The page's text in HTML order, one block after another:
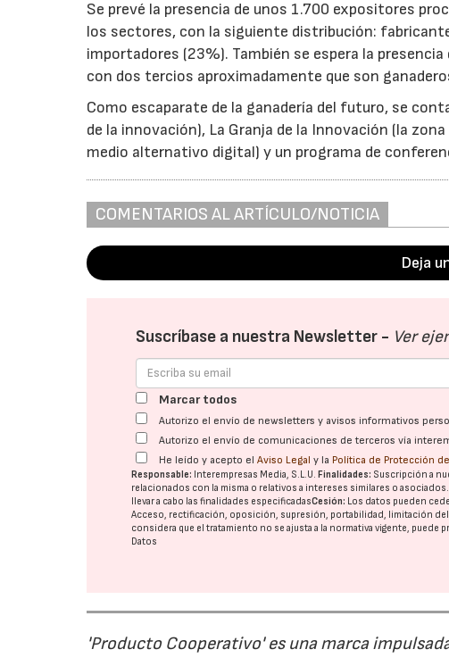
Se prevé la presencia de unos 1.700 expositores
los sectores, con la siguiente distribución:
importadores (23%). También se espera la
con dos tercios aproximadamente que son
Como escaparate de la ganadería del futuro, se
de la innovación), La Granja de la Innovación (la
medio alternativo digital) y un programa de
COMENTARIOS AL ARTÍCULO/NOTICIA
Deja
Suscríbase a nuestra Newsletter - Ver
Marcar todos
Autorizo el envío de newsletters y avisos informativos
Autorizo el envío de comunicaciones de terceros vía
He leído y acepto elAviso Legal y la Política de Protección
Responsable: Interempresas Media, S.L.U.Finalidades: Suscripción a
relacionados con la misma o relativos a intereses similares o asociados.
llevar a cabo las finalidades especificadasCesión: Los datos pueden
Acceso, rectificación, oposición, supresión, portabilidad, limitación
considera que el tratamiento no se ajusta a la normativa vigente, puede
Datos
'Producto Cooperativo' es una marca